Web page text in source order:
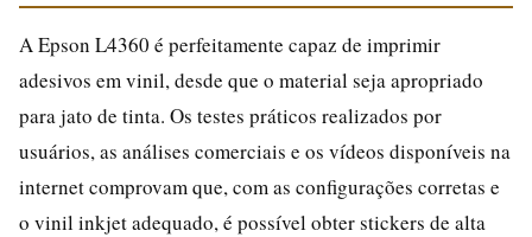
A Epson L4360 é perfeitamente capaz de imprimir
adesivos em vinil, desde que o material seja apropriado
para jato de tinta. Os testes práticos realizados por
usuários, as análises comerciais e os vídeos disponíveis na
internet comprovam que, com as configurações corretas e
o vinil inkjet adequado, é possível obter stickers de alta